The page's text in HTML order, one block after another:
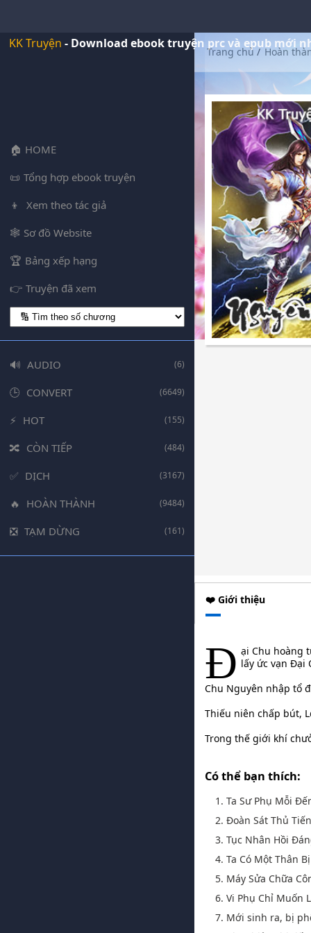
KK Truyện - Download ebook truyện prc và epub mới
HOME
Tổng hợp ebook truyện
Xem theo tác giả
Sơ đồ Website
Bảng xếp hạng
Truyện đã xem
AUDIO (6)
CONVERT (6649)
HOT (155)
CÒN TIẾP (484)
DỊCH (3167)
HOÀN THÀNH (9484)
TẠM DỪNG (161)
Trang chủ/ Hoàn
❤️ Giới thiệu
Đ ại Chu hoàng
lấy ức vạn Đại
Chu Nguyên nhập tổ
Thiếu niên chấp bút,
Trong thế giới khí
Có thể bạn thích:
1. Ta Sư Phụ Mỗi
2. Đoàn Sát Thủ
3. Tục Nhân Hồi
4. Ta Có Một Thân
5. Máy Sửa Chữa
6. Vi Phụ Chỉ Muốn
7. Mới sinh ra, bị